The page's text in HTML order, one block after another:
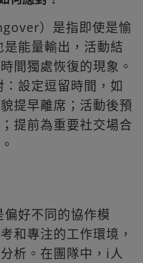
）是指即使是愉
能量輸出，活動結
間獨處恢復的現象。
設定逗留時間，如
提早離席；活動後預
提前為重要社交場合
好不同的協作模
和專注的工作環境，
析。在團隊中，i人